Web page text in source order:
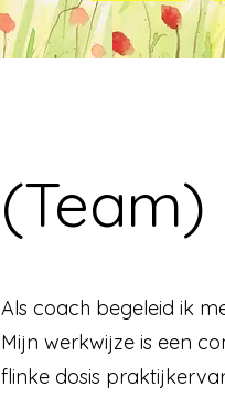
Als coach begeleid ik
Mijn werkwijze is een
flinke dosis